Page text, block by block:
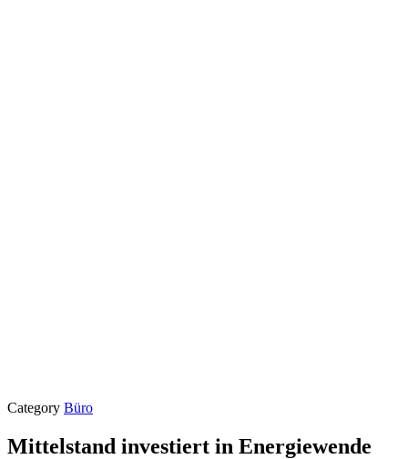
Category Büro
Mittelstand investiert in Energiewende